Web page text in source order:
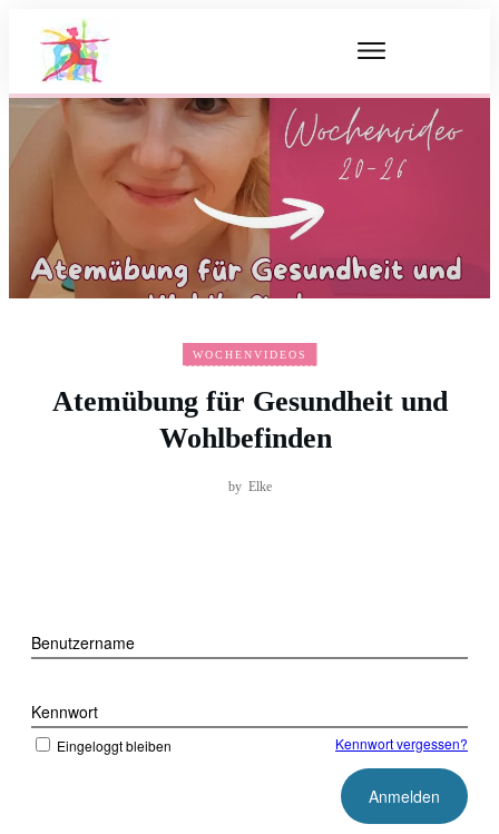
WOCHENVIDEOS
Atemübung für Gesundheit und
Wohlbefinden
by Elke
Benutzername
Kennwort
Eingeloggt bleiben Kennwort vergessen?